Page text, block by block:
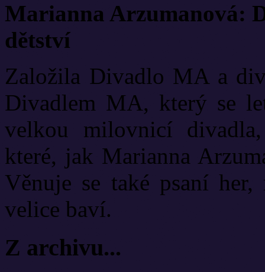
Marianna Arzumanová:
dětství
Založila Divadlo MA a
Divadlem MA, který se
velkou milovnicí
které, jak Marianna
Věnuje se také psaní
velice baví.
Z archivu...